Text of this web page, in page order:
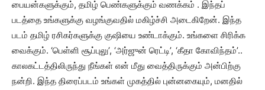
பையன்களுக்கும், தமிழ் பெண்களுக்கும் வணக்கம் . இந்தப்
படத்தை உங்களுக்கு வழங்குவதில் மகிழ்ச்சி அடைகிறேன். இந்த
படம் தமிழ் ரசிகர்களுக்கு குஷியை உண்டாக்கும். உங்களை சிரிக்க
வைக்கும். ‘பெள்ளி சூப்புலு’, ‘அர்ஜுன் ரெட்டி’, ‘கீதா கோவிந்தம்’..
காலகட்டத்திலிருந்து நீங்கள் என் மீது வைத்திருக்கும் அன்பிற்கு
நன்றி. இந்த திரைப்படம் உங்கள் முகத்தில் புன்னகையும், மனதில்